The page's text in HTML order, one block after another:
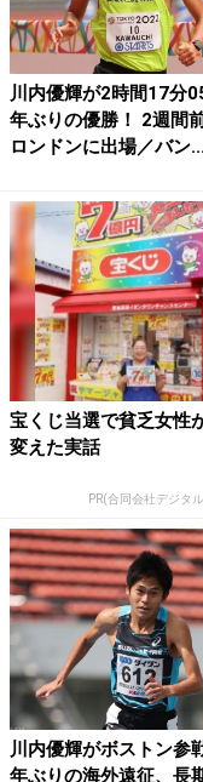
川内優輝が2時間17分
年ぶりの優勝！ 2週間
ロンドンに出場／バン...
宝くじ当選で貧乏女性
変えた実話
PR(合同会社デジタ
川内優輝がボストン参
年ぶりの海外遠征、長